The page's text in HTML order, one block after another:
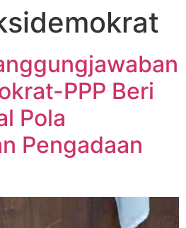
PPP Beri
Pola
Pengadaan